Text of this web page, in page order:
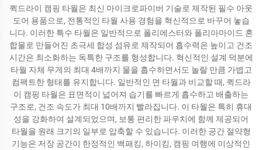
퀵드라이 캠핑 타월은 최신 마이크로파이버 기술로 제작된 필수 아웃
도어 용품으로, 전통적인 타월 사용 경험을 혁신적으로 바꾸어 놓습
니다. 이러한 특수 타월은 일반적으로 폴리에스터와 폴리아마이드 혼
합물로 만들어진 초극세 합성 섬유로 제작되어 흡수력은 높이고 건조
시간은 최소화하는 독특한 구조를 형성합니다. 혁신적인 설계 덕분에
타월 자체 무게의 최대 4배까지 물을 흡수하면서도 놀랄 만큼 가볍고
컴팩트한 형태를 유지합니다. 일반적인 면 타월과 비교할 때, 퀵드라
이 캠핑 타월은 표면적이 넓어져 습기를 빠르게 흡수하고 배출하는
구조로, 건조 속도가 최대 10배까지 빨라집니다. 이 타월은 특히 휴대
성을 강화하여 설계되었으며, 보통 편리한 파우치에 함께 제공되어
타월을 원래 크기의 일부로 압축할 수 있습니다. 이러한 공간 절약형
기능은 저장 공간이 한정적인 백패킹, 하이킹, 캠핑 여행에 이상적인